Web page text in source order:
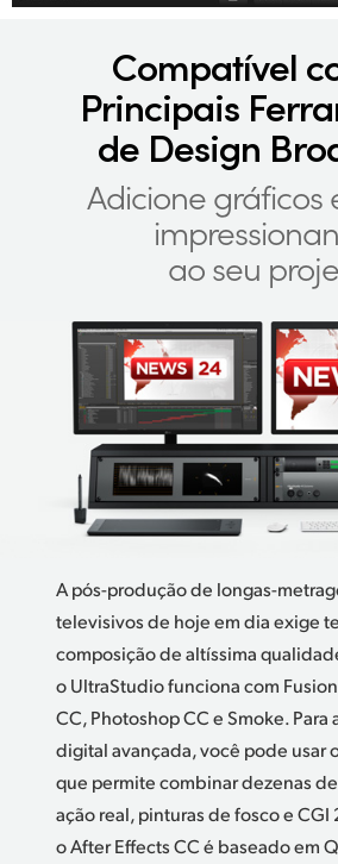
Compatível
Principais
de Design
Adicione gráficos
ao seu
A pós-produção de longas-
televisivos de hoje em dia exige
composição de altíssima
o UltraStudio funciona com
CC, Photoshop CC e Smoke. Para
digital avançada, você pode usar
que permite combinar dezenas
ação real, pinturas de fosco e CGI
o After Effects CC é baseado em